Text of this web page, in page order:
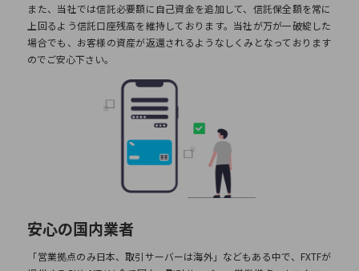
また、当社では信託必要額に自己資金を追加して、信託保全額を常に
上回るよう信託口座残高を維持しております。当社が万が一破綻した
場合でも、お客様の資産が返還されるようなしくみとなっております
のでご安心下さい。
安心の国内業者
「営業拠点のみ日本、取引サーバーは海外」などもある中で、FXTFが